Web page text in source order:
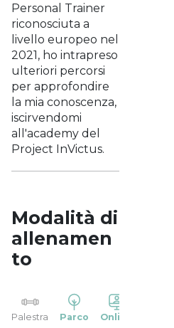
Personal Trainer
riconosciuta a
livello europeo nel
2021, ho intrapreso
ulteriori percorsi
per approfondire
la mia conoscenza,
iscirvendomi
all'academy del
Project InVictus.
Modalità di
allenamen
to
Palestra Parco Online